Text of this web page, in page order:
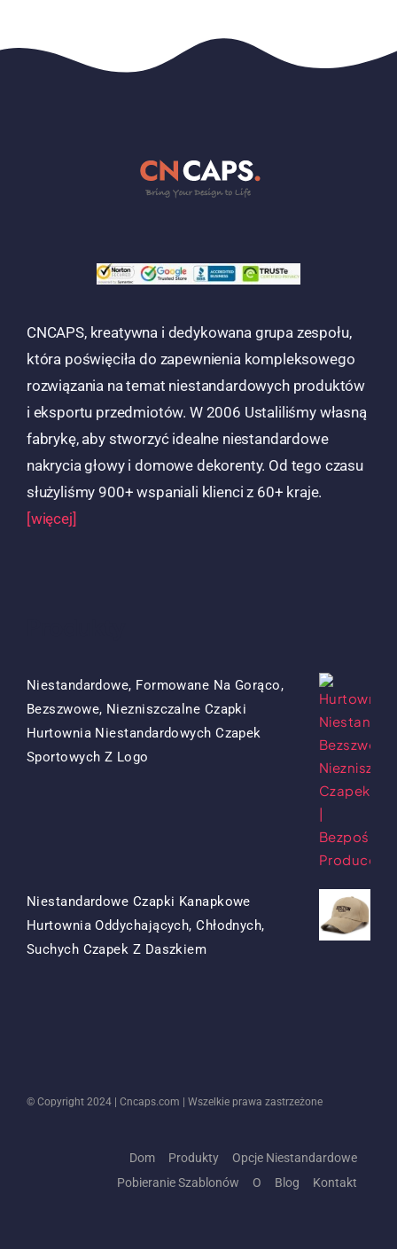
CNCAPS, kreatywna i dedykowana grupa zespołu,
która poświęciła do zapewnienia kompleksowego
rozwiązania na temat niestandardowych produktów
i eksportu przedmiotów. W 2006 Ustaliliśmy własną
fabrykę, aby stworzyć idealne niestandardowe
nakrycia głowy i domowe dekorenty. Od tego czasu
służyliśmy 900+ wspaniali klienci z 60+ kraje.
[więcej]
Niestandardowe, Formowane Na Gorąco,
Bezszwowe, Niezniszczalne Czapki
Hurtownia Niestandardowych Czapek
Sportowych Z Logo
Niestandardowe Czapki Kanapkowe
Hurtownia Oddychających, Chłodnych,
Suchych Czapek Z DaszkiemOryginalna
Obecna
© Copyright 2024 | Cncaps.com | Wszelkie prawa zastrzeżone
Dom Produkty
Opcje Niestandardowe
Pobieranie Szablonów
O Blog Kontakt